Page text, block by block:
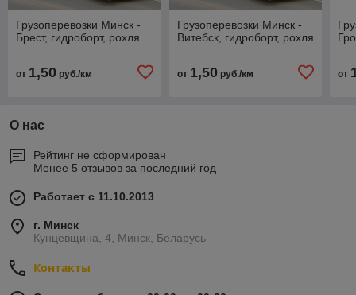
Грузоперевозки Минск -
Брест, гидроборт, рохля
от 1,50 руб./км
Грузоперевозки Минск -
Витебск, гидроборт, рохля
от 1,50руб./км от
О нас
Рейтинг не сформирован
Менее 5 отзывов за последний год
Работает с 11.10.2013
г. Минск
Кунцевщина, 4, Минск, Беларусь
Контакты